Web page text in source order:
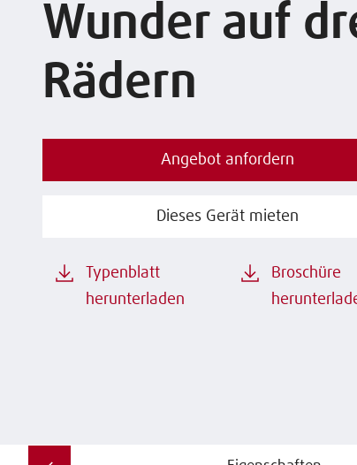
Wunder auf
Rädern
Angebot anfordern
Dieses Gerät mieten
Typenblatt
herunterladen
Broschüre